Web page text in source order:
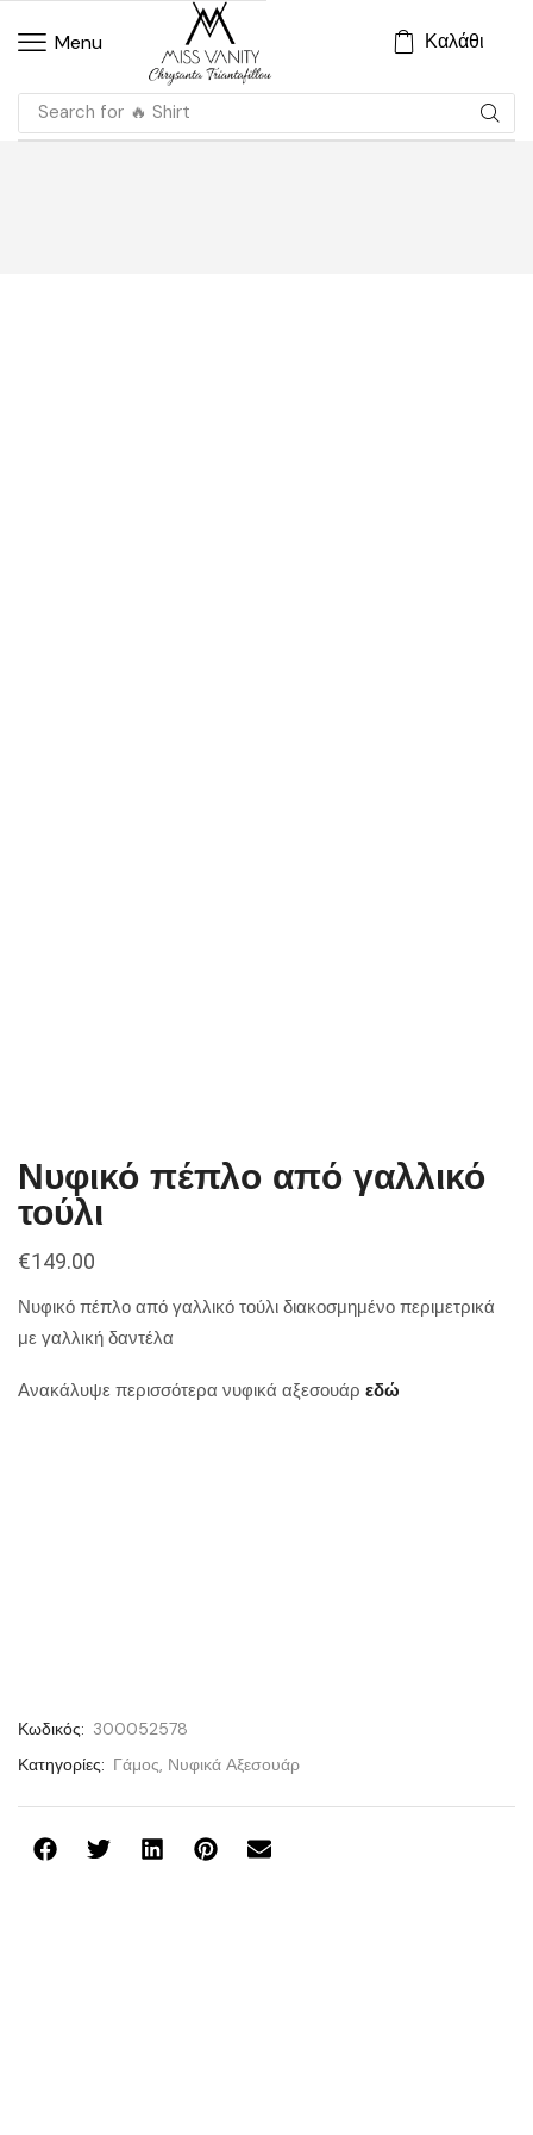
Menu Καλάθι
Search for 🔥 Shirt
Νυφικό πέπλο από γαλλικό
τούλι
€149.00
Νυφικό πέπλο από γαλλικό τούλι διακοσμημένο περιμετρικά
με γαλλική δαντέλα
Ανακάλυψε περισσότερα νυφικά αξεσουάρ εδώ
Κωδικός: 300052578
Κατηγορίες: Γάμος, Νυφικά Αξεσουάρ